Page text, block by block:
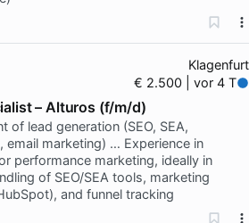
Klagenfurt
€ 2.500 | vor 4 T
– Alturos (f/m/d)
of lead generation (SEO, SEA,
email marketing) … Experience in
performance marketing, ideally in
of SEO/SEA tools, marketing
and funnel tracking